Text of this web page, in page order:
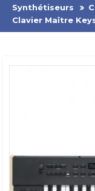
Synthétiseurs
Clavier Maître